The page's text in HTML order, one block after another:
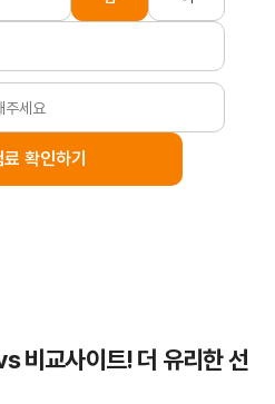
확인하기
비교사이트! 더 유리한 선